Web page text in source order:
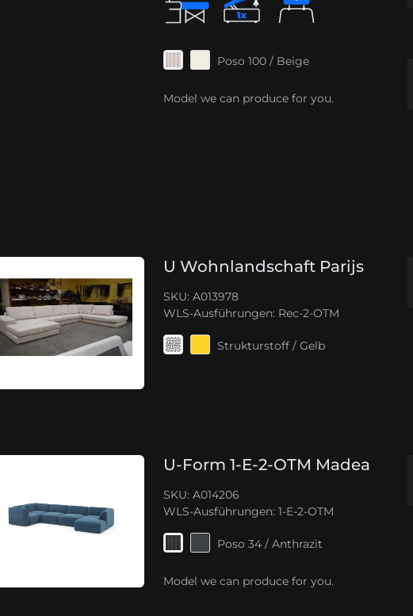
Poso 100 / Beige
Model we can produce for you.
U Wohnlandschaft Parijs
SKU: A013978
WLS-Ausführungen: Rec-2-OTM
Strukturstoff / Gelb
U-Form 1-E-2-OTM Madea
SKU: A014206
WLS-Ausführungen: 1-E-2-OTM
Poso 34 / Anthrazit
Model we can produce for you.